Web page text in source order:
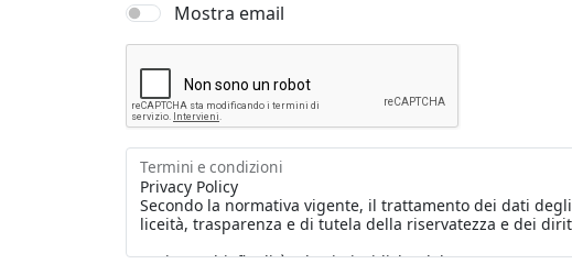
Mostra email
Termini e condizioni